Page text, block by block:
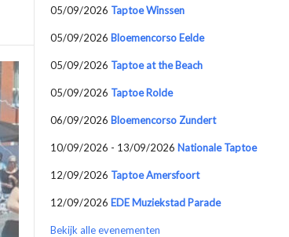
05/09/2026 Taptoe Winssen
05/09/2026 Bloemencorso Eelde
05/09/2026 Taptoe at the Beach
05/09/2026 Taptoe Rolde
06/09/2026 Bloemencorso Zundert
10/09/2026 - 13/09/2026 Nationale Taptoe
12/09/2026 Taptoe Amersfoort
12/09/2026 EDE Muziekstad Parade
Bekijk alle evenementen